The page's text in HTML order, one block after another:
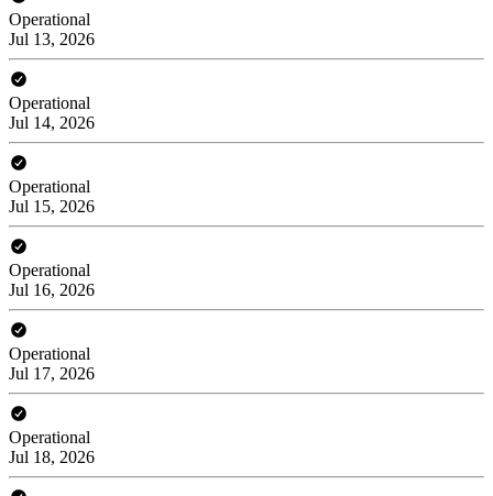
Operational
Jul 13, 2026
Operational
Jul 14, 2026
Operational
Jul 15, 2026
Operational
Jul 16, 2026
Operational
Jul 17, 2026
Operational
Jul 18, 2026